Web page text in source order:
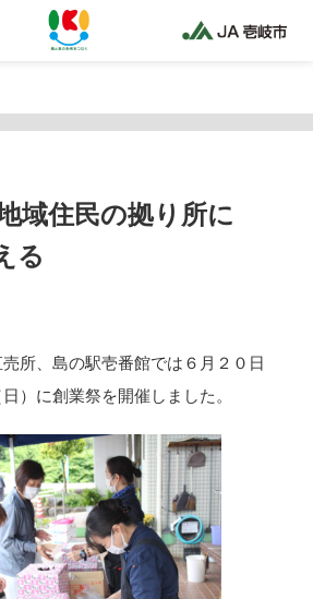
on false in /home/jaiki2021/ja-iki.jp/public_html/wp-
on line425
域住民の拠り所に
る
所、島の駅壱番館では６月２０日
日）に創業祭を開催しました。